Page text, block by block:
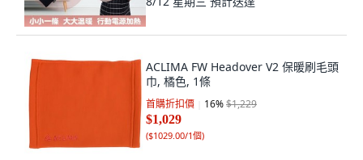
ACLIMA FW Headover V2 保暖刷毛頭
巾, 橘色, 1條
首購折扣價 16%$1,229
$1,029
($1029.00/1個)